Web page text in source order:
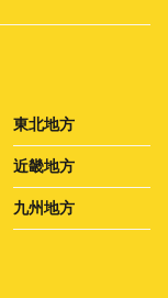
東北地方
近畿地方
九州地方